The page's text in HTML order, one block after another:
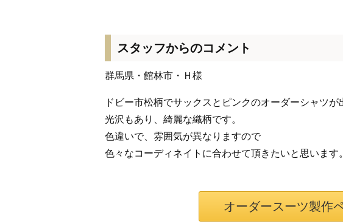
スタッフからのコメント
群馬県・館林市・Ｈ様
ドビー市松柄でサックスとピンクのオーダーシャツが
光沢もあり、綺麗な織柄です。
色違いで、雰囲気が異なりますので
色々なコーディネイトに合わせて頂きたいと思います。
オーダースーツ製作